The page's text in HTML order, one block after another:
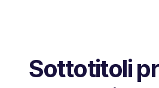
Sottotitoli